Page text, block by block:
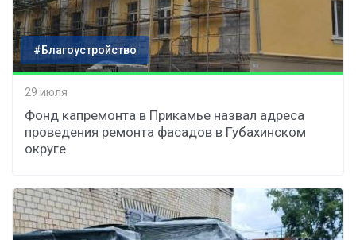
#Благоустройство
29 июля
Фонд капремонта в Прикамье назвал адреса
проведения ремонта фасадов в Губахинском
округе